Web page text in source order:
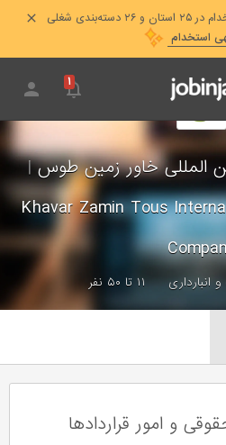
شغلی
استخدام
۱
المللی خاور زمین طوس|
Khavar Zamin Tous
۱۱ تا ۵۰ نفر
و امور قراردادها